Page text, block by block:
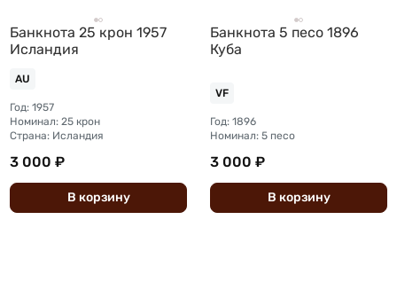
Банкнота 25 крон 1957
Исландия
AU
Год: 1957
Номинал: 25 крон
Страна: Исландия
3 000 ₽
В корзину
Банкнота 5 песо 1896
Куба
VF
Год: 1896
Номинал: 5 песо
3 000 ₽
В корзину